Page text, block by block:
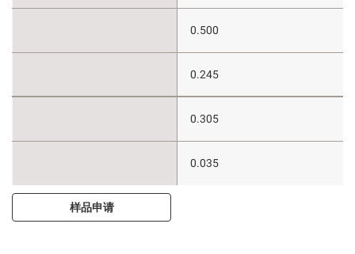
0.500
0.245
0.305
0.035
样品申请